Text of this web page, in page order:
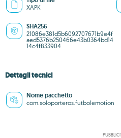
XAPK
SHA256
21086e381d5b6092707671b9e4f
aed5376b250466e43b0364bd14
14c4f833904
Dettagli tecnici
Nome pacchetto
com.soloporteros.futbolemotion